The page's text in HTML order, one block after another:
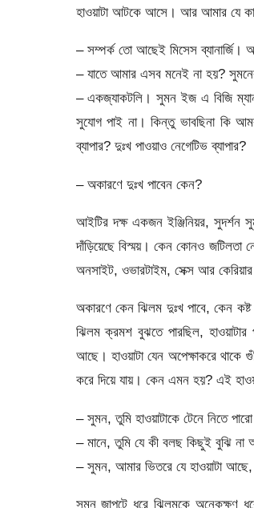
হাওয়াটা আটকে আসে। আর আমার যে
– সম্পর্ক তো আছেই মিসেস ব্যানার্জি।
– যাতে আমার এসব মনেই না হয়?
– একজ্যাকটলি। সুমন ইজ এ বিজি
সুযোগ পাই না। কিন্তু ভাবছিনা কি
ব্যাপার? দুঃখ পাওয়াও নেগেটিভ ব্যাপার?
– অকারণে দুঃখ পাবেন কেন?
আইটির দক্ষ একজন ইঞ্জিনিয়র,
দাঁড়িয়েছে বিস্ময়। কেন কোনও
অনসাইট, ওভারটাইম, সেক্স আর
অকারণে কেন ঝিলম দুঃখ পাবে, কেন
ঝিলম ক্রমশ বুঝতে পারছিল,
আছে। হাওয়াটা যেন অপেক্ষাকরে
করে দিয়ে যায়। কেন এমন হয়? এই
– সুমন, তুমি হাওয়াটাকে টেনে নিতে
– মানে, তুমি যে কী বলছ কিছুই বুঝি না
– সুমন, আমার ভিতরে যে হাওয়াটা আছে,
সুমন জাপটে ধরে ঝিলমকে অনেকক্ষণ